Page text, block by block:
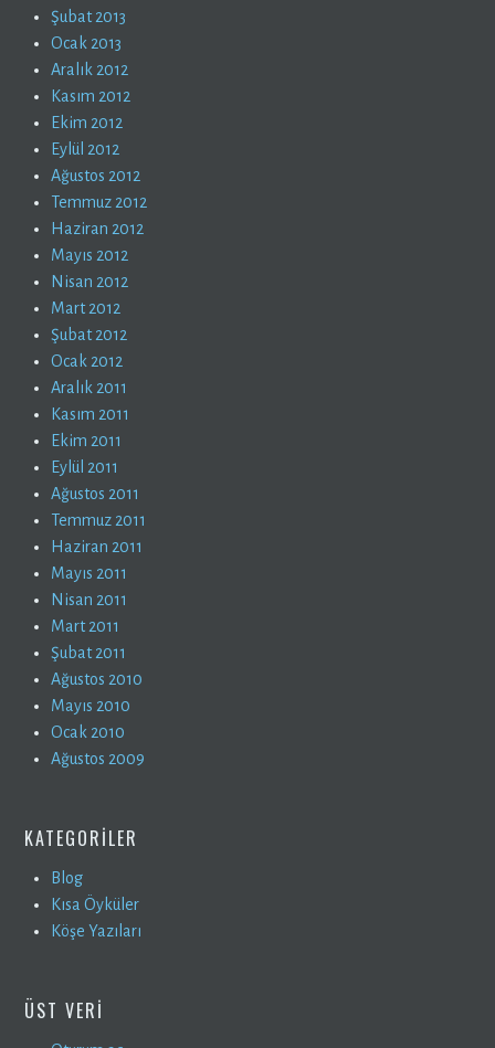
Şubat 2013
Ocak 2013
Aralık 2012
Kasım 2012
Ekim 2012
Eylül 2012
Ağustos 2012
Temmuz 2012
Haziran 2012
Mayıs 2012
Nisan 2012
Mart 2012
Şubat 2012
Ocak 2012
Aralık 2011
Kasım 2011
Ekim 2011
Eylül 2011
Ağustos 2011
Temmuz 2011
Haziran 2011
Mayıs 2011
Nisan 2011
Mart 2011
Şubat 2011
Ağustos 2010
Mayıs 2010
Ocak 2010
Ağustos 2009
KATEGORILER
Blog
Kısa Öyküler
Köşe Yazıları
ÜST VERI